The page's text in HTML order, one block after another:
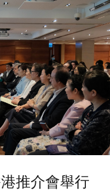
推介會舉行